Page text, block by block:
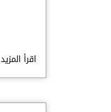
اقرأ المزيد